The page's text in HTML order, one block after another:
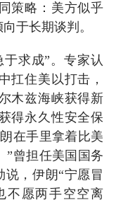
策略：美方似乎
于长期谈判。
求成”。专家认
扛住美以打击，
木兹海峡获得新
得永久性安全保
在手里拿着比美
”曾担任美国国务
说，伊朗“宁愿冒
不愿两手空空离